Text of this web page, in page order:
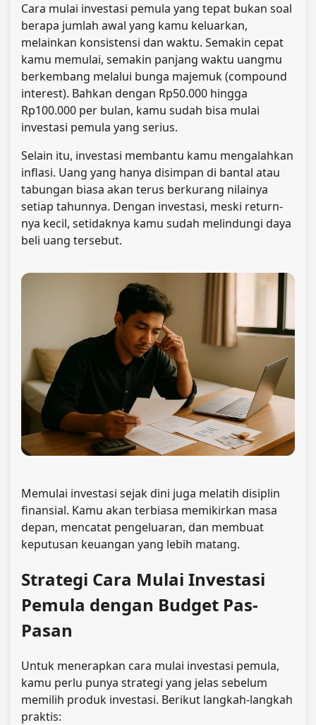
Cara mulai investasi pemula yang tepat bukan soal
berapa jumlah awal yang kamu keluarkan,
melainkan konsistensi dan waktu. Semakin cepat
kamu memulai, semakin panjang waktu uangmu
berkembang melalui bunga majemuk (compound
interest). Bahkan dengan Rp50.000 hingga
Rp100.000 per bulan, kamu sudah bisa mulai
investasi pemula yang serius.
Selain itu, investasi membantu kamu mengalahkan
inflasi. Uang yang hanya disimpan di bantal atau
tabungan biasa akan terus berkurang nilainya
setiap tahunnya. Dengan investasi, meski return-
nya kecil, setidaknya kamu sudah melindungi daya
beli uang tersebut.
Memulai investasi sejak dini juga melatih disiplin
finansial. Kamu akan terbiasa memikirkan masa
depan, mencatat pengeluaran, dan membuat
keputusan keuangan yang lebih matang.
Strategi Cara Mulai Investasi
Pemula dengan Budget Pas-
Pasan
Untuk menerapkan cara mulai investasi pemula,
kamu perlu punya strategi yang jelas sebelum
memilih produk investasi. Berikut langkah-langkah
praktis: